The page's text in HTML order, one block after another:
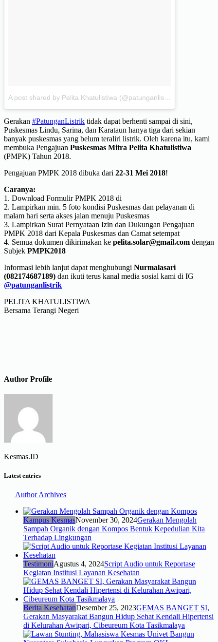
Gerakan #PatunganListrik tidak dapat berhenti sampai di sini,
Puskesmas Lindu, Sarina, dan Karataun hanya tiga dari sekian
banyak puskesmas yang belum teraliri listrik. Oleh karena itu, kami
membuka Pengajuan Puskesmas Mitra Pelita Khatulistiwa
(PMPK) Tahun 2018.
Pengajuan PMPK 2018 dibuka dari 22-31 Mei 2018!
Caranya:
1. Download Formulir PMPK 2018 di
2. Lampirkan min. 5 foto kondisi Puskesmas dan pelayanan di
malam hari serta akses jalan menuju Puskesmas
3. Lampirkan Surat Pernyataan Izin dan Dukungan Pengajuan
PMPK 2018 dari Kepala Puskesmas dan Camat setempat
4. Semua dokumen dikirimakan ke pelita.solar@gmail.com dengan
Subjek PMPK2018
Informasi lebih lanjut dapat menghubungi Nurmalasari
(082174687189) dan ikuti terus kanal media sosial kami di IG
@patunganlistrik
PELITA KHATULISTIWA
Bersama Terangi Negeri
Author Profile
Kesmas.ID
Latest entries
Author Archives
Kampus KesmasNovember 30, 2024Gerakan Mengolah
Sampah Organik dengan Kompos Bentuk Kepedulian Kita
Terhadap Lingkungan
TestimoniAgustus 4, 2024Script Audio untuk Reportase
Kegiatan Institusi Layanan Kesehatan
Berita KesehatanDesember 25, 2023GEMAS BANGET SI,
Gerakan Masyarakat Bangun Hidup Sehat Kendali Hipertensi
di Kelurahan Awipari, Cibeureum Kota Tasikmalaya